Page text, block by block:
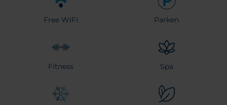
Free WIFI Parken
Fitness Spa